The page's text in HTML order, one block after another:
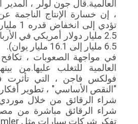
العالمية.قال جون لولر ،
، إن خسارة الإنتاج الناجمة
تؤدي
2.5 مليار دولار أمريكي في
6.5 مليار إلى 16.1 مليار يوان).
في مواجهة الصعوبات ،
العالمية للتغلب عليها.من
فولكس فاجن ، التي
"النقص الأساسي" ، تطوير
شراء الرقائق من خلال
شراء الرقائق مباشرة من